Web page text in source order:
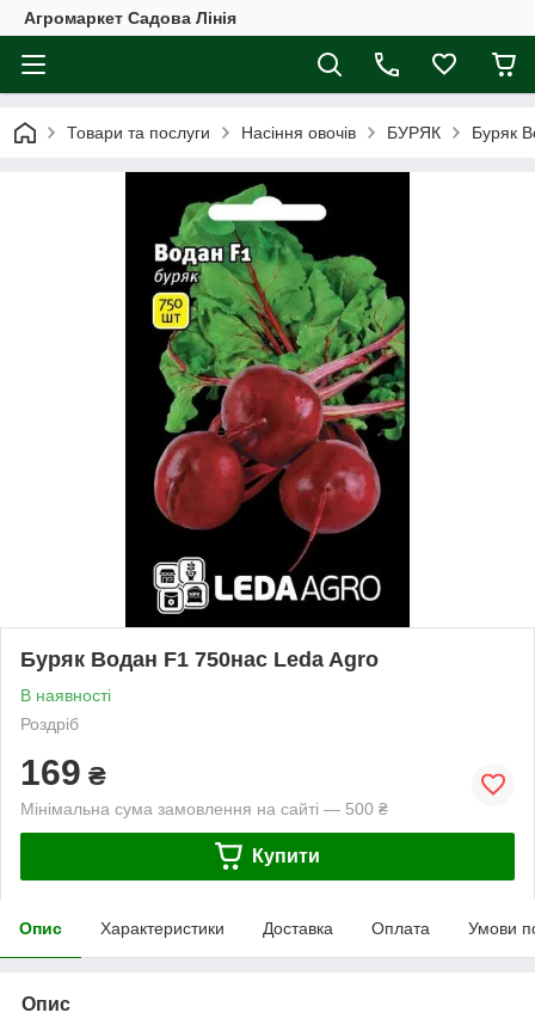
Агромаркет Садова Лінія
Товари та послуги Насіння овочів БУРЯК Буряк
Буряк Водан F1 750нас Leda Agro
В наявності
Роздріб
169 ₴
Мінімальна сума замовлення на сайті — 500 ₴
Купити
Опис Характеристики Доставка Оплата Умови
Опис